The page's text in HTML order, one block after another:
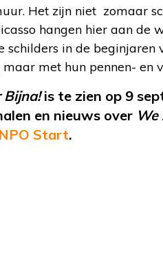
Het zijn niet zomaar
hangen hier aan de
schilders in de beginjaren
met hun pennen- en
Bijna!is te zien op 9
en nieuws over
NPO Start.